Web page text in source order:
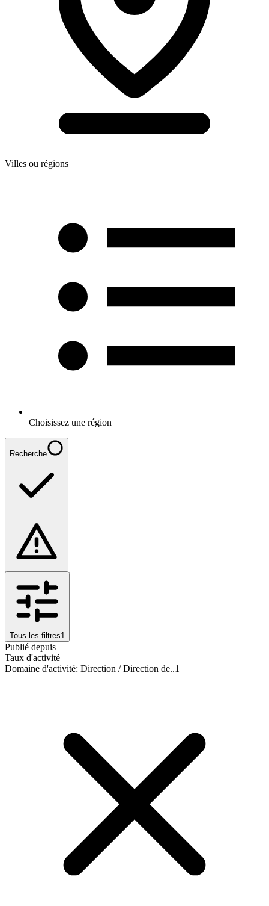
Villes ou régions
Choisissez une région
Recherche
Tous les filtres1
Publié depuis
Taux d'activité
Domaine d'activité: Direction / Direction de..1